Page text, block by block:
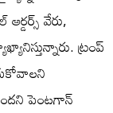
వేరు,
ట్రంప్
పెంటగాన్